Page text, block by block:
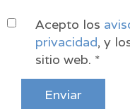
Acepto los
privacidad, y
sitio web.
Enviar